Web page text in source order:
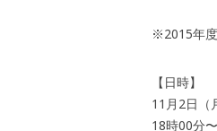
※2015年度
【日時】
11月2日（
18時00分〜